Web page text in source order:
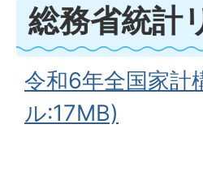
総務省統計
令和6年全国家計
ル:17MB)